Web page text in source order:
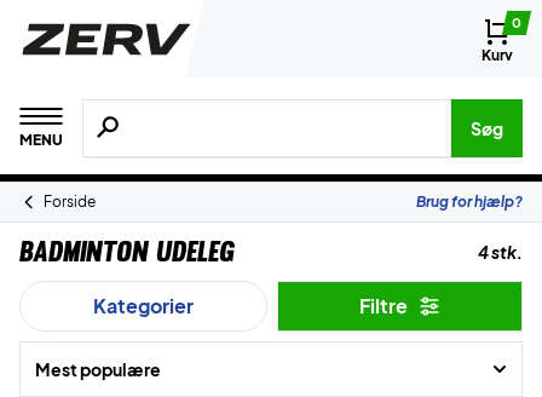
0
Kurv
MENU
Søg efter produkter, mærker etc.
Søg
Forside Brug for hjælp?
Badminton Udeleg 4 stk.
Kategorier Filtre
Mest populære